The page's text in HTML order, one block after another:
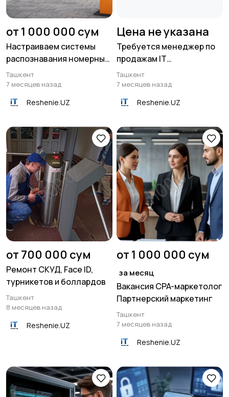
от 1 000 000 сум
Настраиваем системы
распознавания номерных
знаков ANPR
Ташкент
7 месяцев назад
Reshenie.UZ
Цена не указана
Требуется менеджер по
продажам IT
оборудования
Ташкент
7 месяцев назад
Reshenie.UZ
от 700 000 сум
Ремонт СКУД, Face ID,
турникетов и боллардов
Ташкент
8 месяцев назад
Reshenie.UZ
от 1 000 000 сум
за месяц
Вакансия CPA-маркетолог
Партнерский маркетинг
Ташкент
7 месяцев назад
Reshenie.UZ